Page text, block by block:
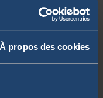
À propos des cookies
des actionnaires et
🔥 et
statut. À …Lire la suite